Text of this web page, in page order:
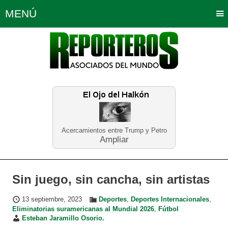
Acercamientos entre Trump y Petro
Ampliar
MENÚ
Política Opinión Bogotá
Planeta Tierra Deportes
Educación Neira
Sin juego, sin cancha, sin artistas
13 septiembre, 2023 Deportes, Deportes Internacionales,
Eliminatorias suramericanas al Mundial 2026, Fútbol
Esteban Jaramillo Osorio.